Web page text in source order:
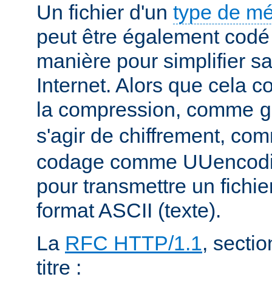
Un fichier d'un type de
peut être également
manière pour simplifier
Internet. Alors que cela
la compression, comme
s'agir de chiffrement,
codage comme
pour transmettre un
format ASCII (texte).
La RFC HTTP/1.1,
titre :